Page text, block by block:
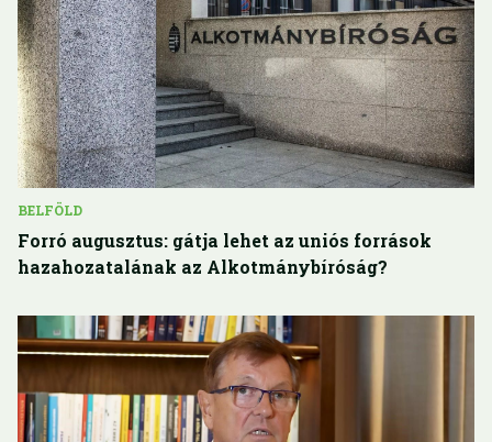
BELFÖLD
Forró augusztus: gátja lehet az uniós források
hazahozatalának az Alkotmánybíróság?